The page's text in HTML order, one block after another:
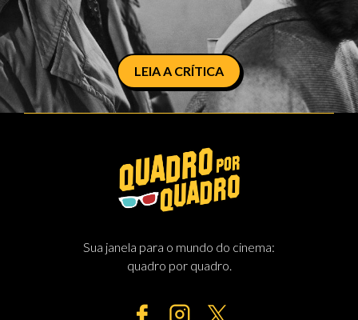
LEIA A CRÍTICA
Sua janela para o mundo do cinema:
quadro por quadro.